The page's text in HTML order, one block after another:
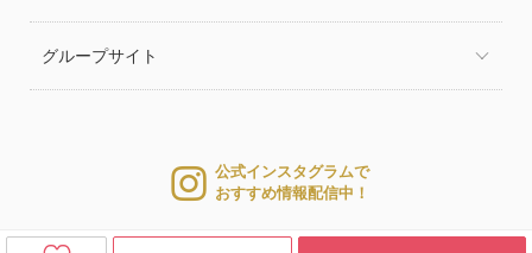
グループサイト
公式インスタグラムで
おすすめ情報配信中！